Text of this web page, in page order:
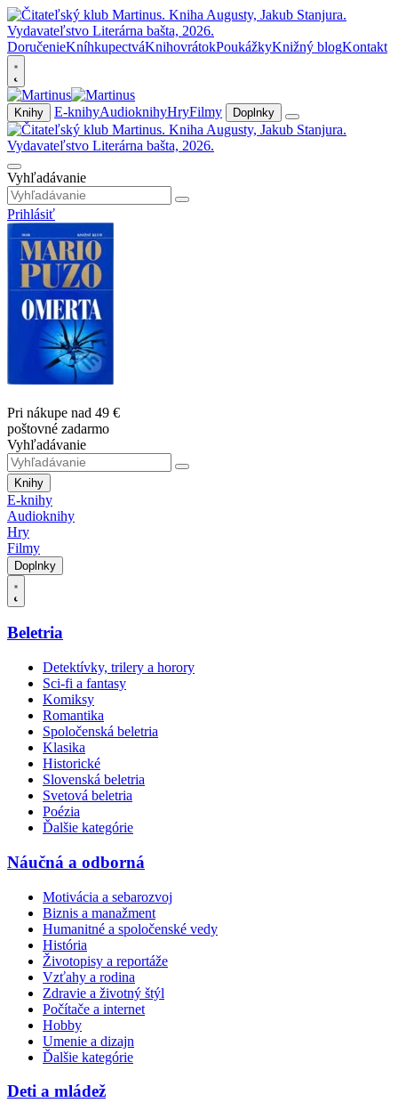
DoručenieKníhkupectváKnihovrátokPoukážkyKnižný blogKontakt
Knihy E-knihyAudioknihyHryFilmy Doplnky
Vyhľadávanie
Prihlásiť
Pri nákupe nad 49 €
poštovné zadarmo
Vyhľadávanie
Knihy
E-knihy
Audioknihy
Hry
Filmy
Doplnky
Beletria
Detektívky, trilery a horory
Sci-fi a fantasy
Komiksy
Romantika
Spoločenská beletria
Klasika
Historické
Slovenská beletria
Svetová beletria
Poézia
Ďalšie kategórie
Náučná a odborná
Motivácia a sebarozvoj
Biznis a manažment
Humanitné a spoločenské vedy
História
Životopisy a reportáže
Vzťahy a rodina
Zdravie a životný štýl
Počítače a internet
Hobby
Umenie a dizajn
Ďalšie kategórie
Deti a mládež